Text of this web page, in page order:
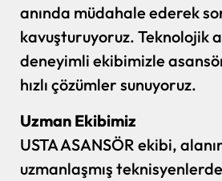
anında müdahale ederek
kavuşturuyoruz. Teknolojik
deneyimli ekibimizle
hızlı çözümler sunuyoruz.
Uzman Ekibimiz
USTA ASANSÖR ekibi,
uzmanlaşmış